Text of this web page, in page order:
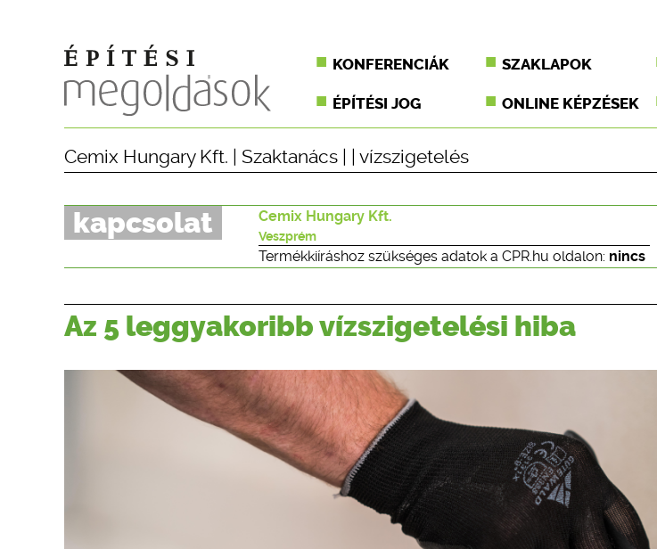
KONFERENCIÁK SZAKLAPOK
ÉPÍTÉSI JOG ONLINE KÉPZÉSEK
Cemix Hungary Kft. Szaktanács vízszigetelés
kapcsolat Cemix Hungary Kft.
Veszprém
Termékkiíráshoz szükséges adatok a CPR.hu oldalon: nincs
Az 5 leggyakoribb vízszigetelési hiba